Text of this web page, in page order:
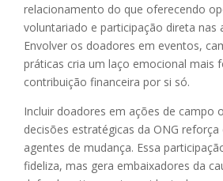
relacionamento do que oferecendo
voluntariado e participação direta nas
Envolver os doadores em eventos,
práticas cria um laço emocional mais
contribuição financeira por si só.
Incluir doadores em ações de campo
decisões estratégicas da ONG
agentes de mudança. Essa
fideliza, mas gera embaixadores da